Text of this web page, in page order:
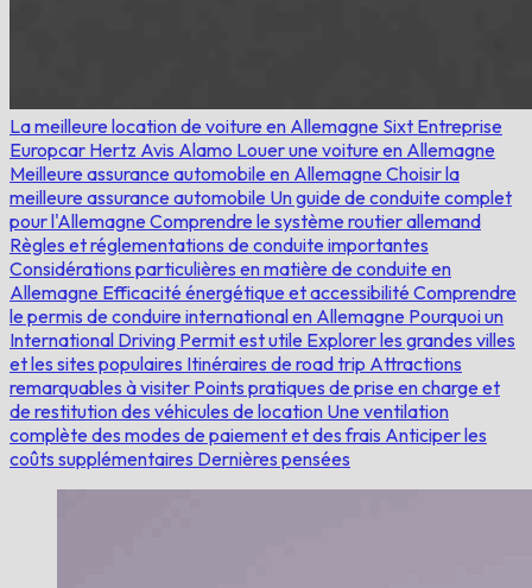
La meilleure location de voiture en Allemagne Sixt Entreprise
Europcar Hertz Avis Alamo Louer une voiture en Allemagne
Meilleure assurance automobile en Allemagne Choisir la
meilleure assurance automobile Un guide de conduite complet
pour l'Allemagne Comprendre le système routier allemand
Règles et réglementations de conduite importantes
Considérations particulières en matière de conduite en
Allemagne Efficacité énergétique et accessibilité Comprendre
le permis de conduire international en Allemagne Pourquoi un
International Driving Permit est utile Explorer les grandes villes
et les sites populaires Itinéraires de road trip Attractions
remarquables à visiter Points pratiques de prise en charge et
de restitution des véhicules de location Une ventilation
complète des modes de paiement et des frais Anticiper les
coûts supplémentaires Dernières pensées